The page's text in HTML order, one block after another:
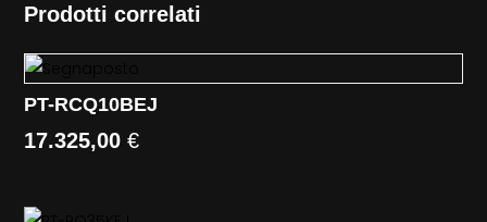
Prodotti correlati
PT-RCQ10BEJ
17.325,00€